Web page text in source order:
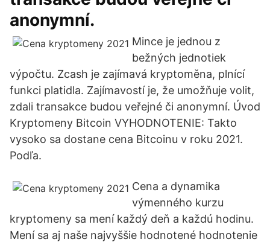
anonymní.
Mince je jednou z
bežných jednotiek
výpočtu. Zcash je zajímavá kryptoměna, plnící
funkci platidla. Zajímavostí je, že umožňuje volit,
zdali transakce budou veřejné či anonymní. Úvod
Kryptomeny Bitcoin VYHODNOTENIE: Takto
vysoko sa dostane cena Bitcoinu v roku 2021.
Podľa.
Cena a dynamika
výmenného kurzu
kryptomeny sa mení každý deň a každú hodinu.
Mení sa aj naše najvyššie hodnotené hodnotenie